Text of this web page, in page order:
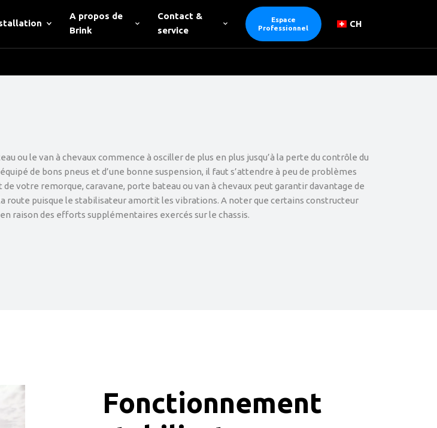
A propos de
Brink
Contact &
service
Espace
Professionnel
CH
ou le van à chevaux commence à osciller de plus en plus jusqu’à la perte du contrôle du
de bons pneus et d’une bonne suspension, il faut s’attendre à peu de problèmes
votre remorque, caravane, porte bateau ou van à chevaux peut garantir davantage de
route puisque le stabilisateur amortit les vibrations. A noter que certains constructeur
raison des efforts supplémentaires exercés sur le chassis.
Fonctionnement